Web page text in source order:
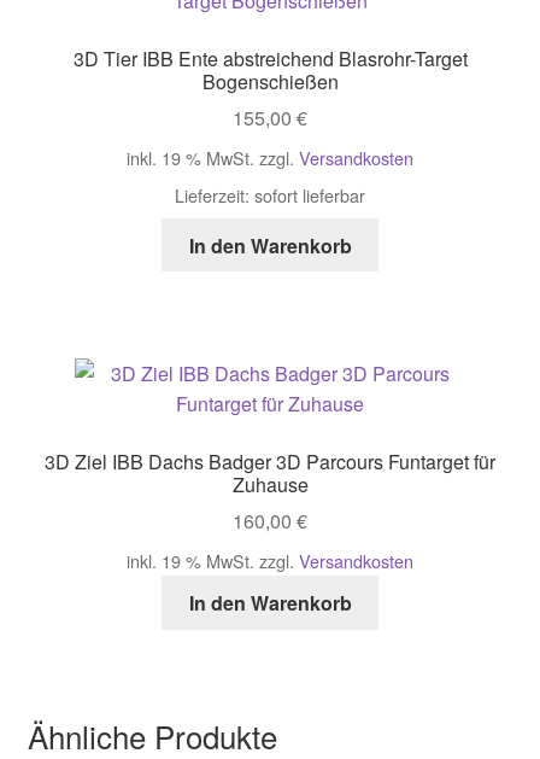
3D Tier IBB Ente abstreichend Blasrohr-Target
Bogenschießen
155,00 €
inkl. 19 % MwSt. zzgl. Versandkosten
Lieferzeit: sofort lieferbar
In den Warenkorb
3D Ziel IBB Dachs Badger 3D Parcours Funtarget für
Zuhause
160,00 €
inkl. 19 % MwSt. zzgl. Versandkosten
In den Warenkorb
Ähnliche Produkte